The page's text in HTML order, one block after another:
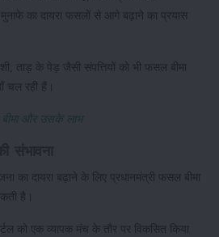
का दायरा फसलों से आगे बढ़ाने का प्रयास
ताड़ के पेड़ जैसी संपत्तियों को भी फसल बीमा
चल रही हैं।
और उसके लाभ
का दायरा बढ़ाने के लिए प्रधानमंत्री फसल बीमा
है।
को एक व्यापक मंच के तौर पर विकसित किया